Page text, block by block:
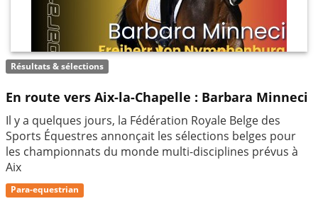
Résultats & sélections
En route vers Aix-la-Chapelle : Barbara Minneci
Il y a quelques jours, la Fédération Royale Belge des
Sports Équestres annonçait les sélections belges pour
les championnats du monde multi-disciplines prévus à
Aix
Para-equestrian